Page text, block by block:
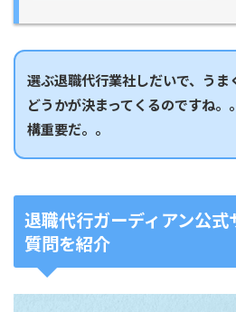
選ぶ退職代行業社しだいで、うま
どうかが決まってくるのですね。
構重要だ。。
退職代行ガーディアン公
質問を紹介